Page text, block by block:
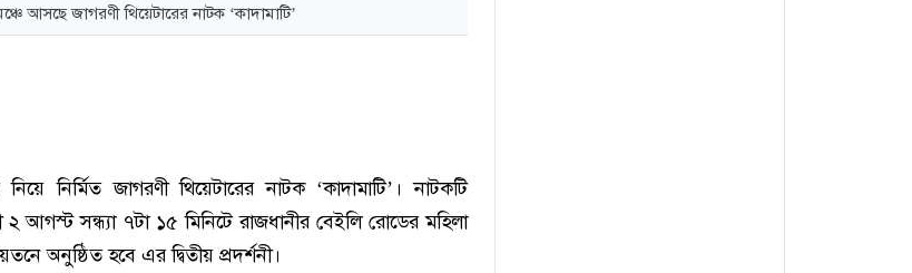
আসছে জাগরণী থিয়েটারের নাটক ‘কাদামাটি’
নির্মিত জাগরণী থিয়েটারের নাটক ‘কাদামাটি’। নাটকটি
সন্ধ্যা ৭টা ১৫ মিনিটে রাজধানীর বেইলি রোডের মহিলা
অনুষ্ঠিত হবে এর দ্বিতীয় প্রদর্শনী।